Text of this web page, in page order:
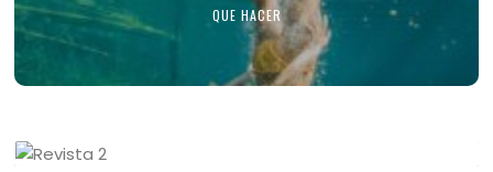
QUE HACER